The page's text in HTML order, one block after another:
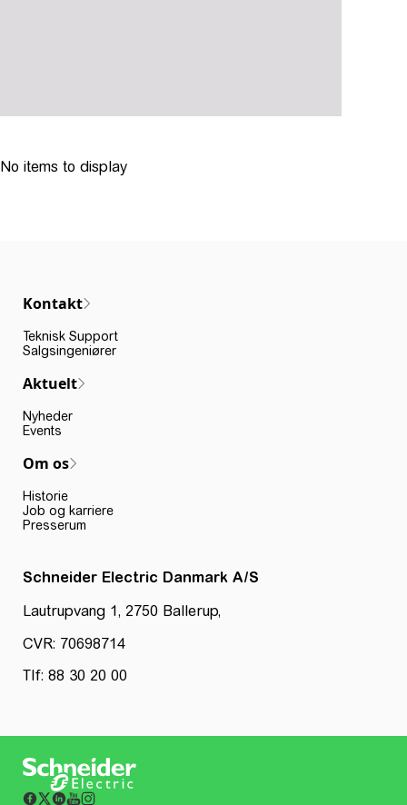
No items to display
Kontakt
Teknisk Support
Salgsingeniører
Aktuelt
Nyheder
Events
Om os
Historie
Job og karriere
Presserum
Schneider Electric Danmark A/S
Lautrupvang 1, 2750 Ballerup,
CVR: 70698714
Tlf: 88 30 20 00